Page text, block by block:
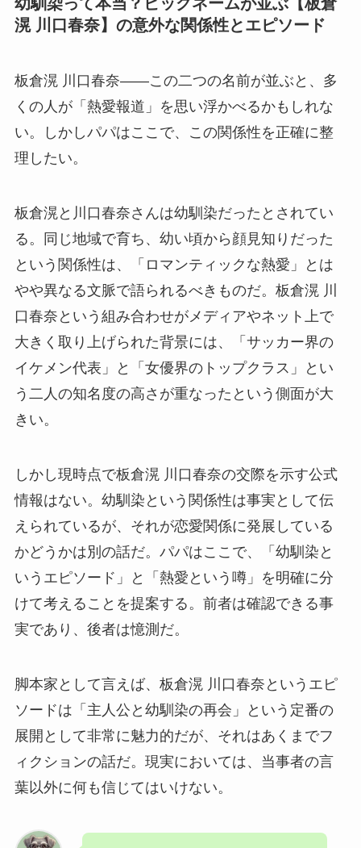
滉 川口春奈】の意外な関係性とエピソード
板倉滉 川口春奈——この二つの名前が並ぶと、多
くの人が「熱愛報道」を思い浮かべるかもしれな
い。しかしパパはここで、この関係性を正確に整
理したい。
板倉滉と川口春奈さんは幼馴染だったとされてい
る。同じ地域で育ち、幼い頃から顔見知りだった
という関係性は、「ロマンティックな熱愛」とは
やや異なる文脈で語られるべきものだ。板倉滉 川
口春奈という組み合わせがメディアやネット上で
大きく取り上げられた背景には、「サッカー界の
イケメン代表」と「女優界のトップクラス」とい
う二人の知名度の高さが重なったという側面が大
きい。
しかし現時点で板倉滉 川口春奈の交際を示す公式
情報はない。幼馴染という関係性は事実として伝
えられているが、それが恋愛関係に発展している
かどうかは別の話だ。パパはここで、「幼馴染と
いうエピソード」と「熱愛という噂」を明確に分
けて考えることを提案する。前者は確認できる事
実であり、後者は憶測だ。
脚本家として言えば、板倉滉 川口春奈というエピ
ソードは「主人公と幼馴染の再会」という定番の
展開として非常に魅力的だが、それはあくまでフ
ィクションの話だ。現実においては、当事者の言
葉以外に何も信じてはいけない。